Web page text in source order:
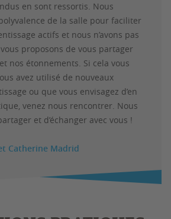
en sont ressortis. Nous
de la salle pour faciliter
actifs et nous n’avons pas
proposons de vous partager
nos étonnements. Si cela vous
avez utilisé de nouveaux
ou que vous envisagez d’en
venez nous rencontrer. Nous
et d’échanger avec vous !
Catherine Madrid